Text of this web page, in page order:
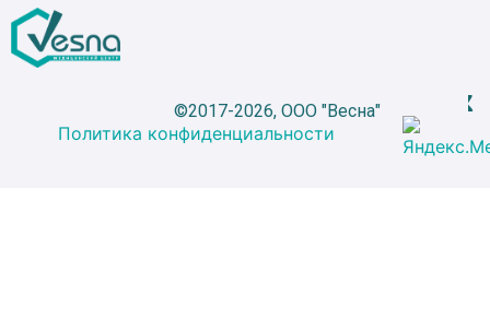
©2017-2026, ООО "Весна"
Политика конфиденциальности